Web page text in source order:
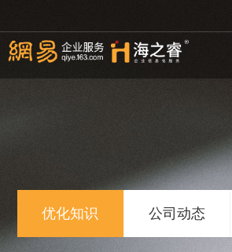
优化知识 公司动态